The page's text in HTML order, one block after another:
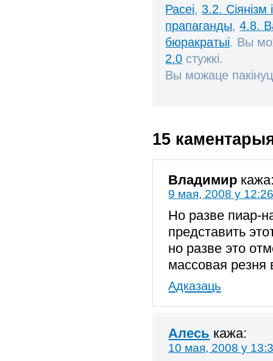
Расеі, 3.2. Сіянізм
прапаганды,4.8.
бюракратыі. Вы
2.0 стужкі.
Вы можаце
15
Владимир
9 мая, 2008 у
Но разве пиар-
представить
но разве это
массовая резня
Адказаць
Алесь кажа:
10 мая, 2008 у